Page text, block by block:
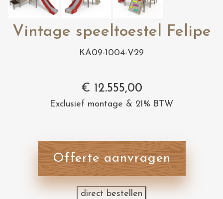
Vintage speeltoestel Felipe
KA09-1004-V29
€ 12.555,00
Exclusief montage & 21% BTW
Offerte aanvragen
direct bestellen